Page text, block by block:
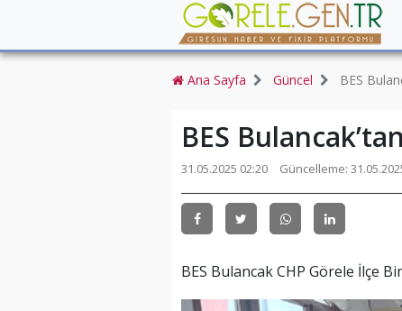
Ana Sayfa Güncel BES
BES
31.05.2025 02:20 Güncelleme:
BES Bulancak CHP Görele İlçe